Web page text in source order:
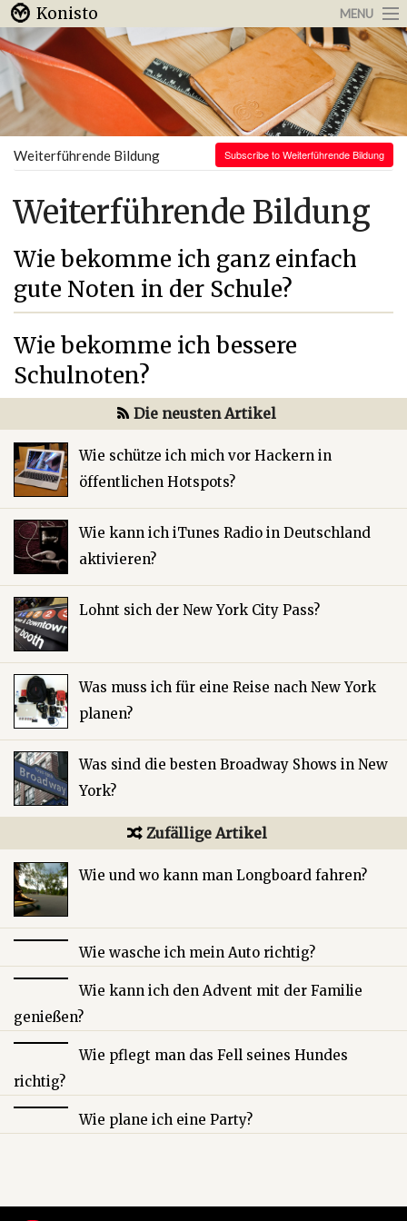
Konisto MENU
Arbeit & Karriere
Internet
Urlaub & Reisen
Weiterführende Bildung Subscribe to Weiterführende Bildung
Weiterführende Bildung
Wie bekomme ich ganz einfach
gute Noten in der Schule?
Wie bekomme ich bessere
Schulnoten?
Die neusten Artikel
Wie schütze ich mich vor Hackern in
öffentlichen Hotspots?
Wie kann ich iTunes Radio in Deutschland
aktivieren?
Lohnt sich der New York City Pass?
Was muss ich für eine Reise nach New York
planen?
Was sind die besten Broadway Shows in New
York?
Zufällige Artikel
Wie und wo kann man Longboard fahren?
Wie wasche ich mein Auto richtig?
Wie kann ich den Advent mit der Familie
genießen?
Wie pflegt man das Fell seines Hundes
richtig?
Wie plane ich eine Party?